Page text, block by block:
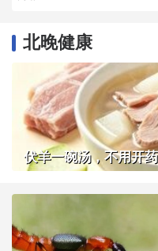
北晚健康